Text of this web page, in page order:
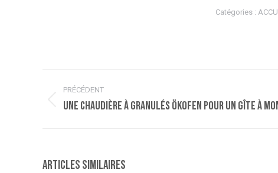
Catégories :
article
PRÉCÉDENT
Article
Une chaudière à granulés ÖKOFEN pour un gîte à
Articles similaires